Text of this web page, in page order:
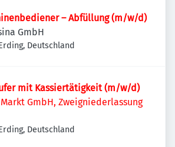
– Abfüllung (m/w/d)
GmbH
Deutschland
mit Kassiertätigkeit (m/w/d)
Markt GmbH, Zweigniederlassung
Deutschland